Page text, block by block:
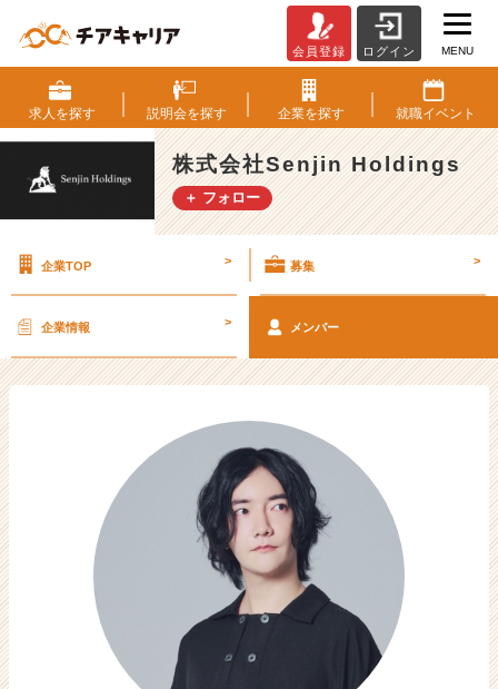
ン
チ
ャ
ー・
成
長
ら
ウ
ト
届
活
サ
ア
キ
会員登録 ログイン MENU
求人を探す 説明会を探す 企業を探す 就職イベント
株式会社Senjin Holdings
＋ フォロー
企業TOP > 募集 >
企業情報 > メンバー